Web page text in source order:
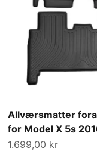
Allværsmatter
for Model X 5s
Salgspris
1.699,00 kr